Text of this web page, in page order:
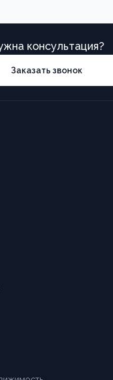
консультация?
Заказать звонок